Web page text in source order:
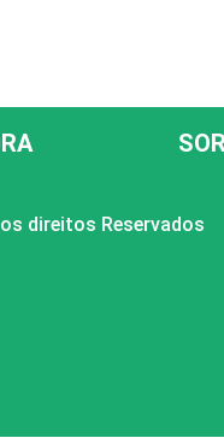
direitos Reservados